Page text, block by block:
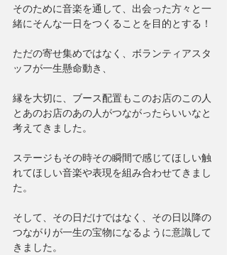
そのために音楽を通して、出会った方々と一
緒にそんな一日をつくることを目的とする！
ただの寄せ集めではなく、ボランティアスタ
ッフが一生懸命動き、
縁を大切に、ブース配置もこのお店のこの人
とあのお店のあの人がつながったらいいなと
考えてきました。
ステージもその時その瞬間で感じてほしい触
れてほしい音楽や表現を組み合わせてきまし
た。
そして、その日だけではなく、その日以降の
つながりが一生の宝物になるように意識して
きました。